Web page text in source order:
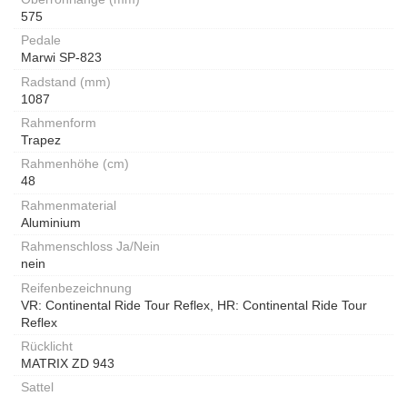
575
Pedale
Marwi SP-823
Radstand (mm)
1087
Rahmenform
Trapez
Rahmenhöhe (cm)
48
Rahmenmaterial
Aluminium
Rahmenschloss Ja/Nein
nein
Reifenbezeichnung
VR: Continental Ride Tour Reflex, HR: Continental Ride Tour
Reflex
Rücklicht
MATRIX ZD 943
Sattel